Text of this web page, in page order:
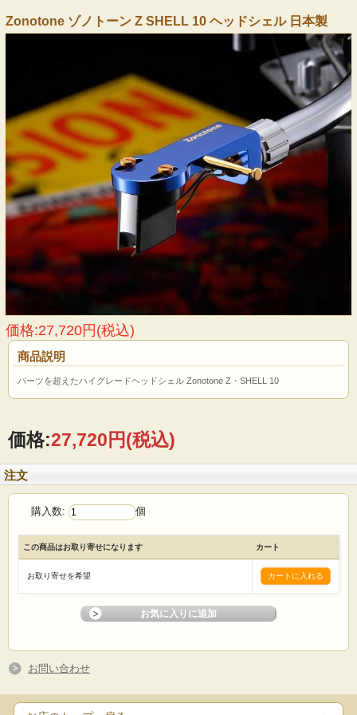
Zonotone ゾノトーン Z SHELL 10 ヘッドシェル 日本製
価格:27,720円(税込)
商品説明
パーツを超えたハイグレードヘッドシェル Zonotone Z・SHELL 10
価格:27,720円(税込)
注文
購入数: 個
この商品はお取り寄せになります カート
お取り寄せを希望
お問い合わせ